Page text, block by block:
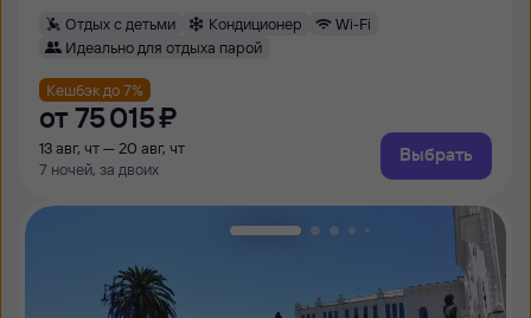
Отдых с детьми Кондиционер
Wi-Fi
Идеально для отдыха парой
Кешбэк до 7%
от 75 ⁠015 ⁠₽
13 авг, чт — 20 авг, чт
7 ночей, за двоих
Выбрать